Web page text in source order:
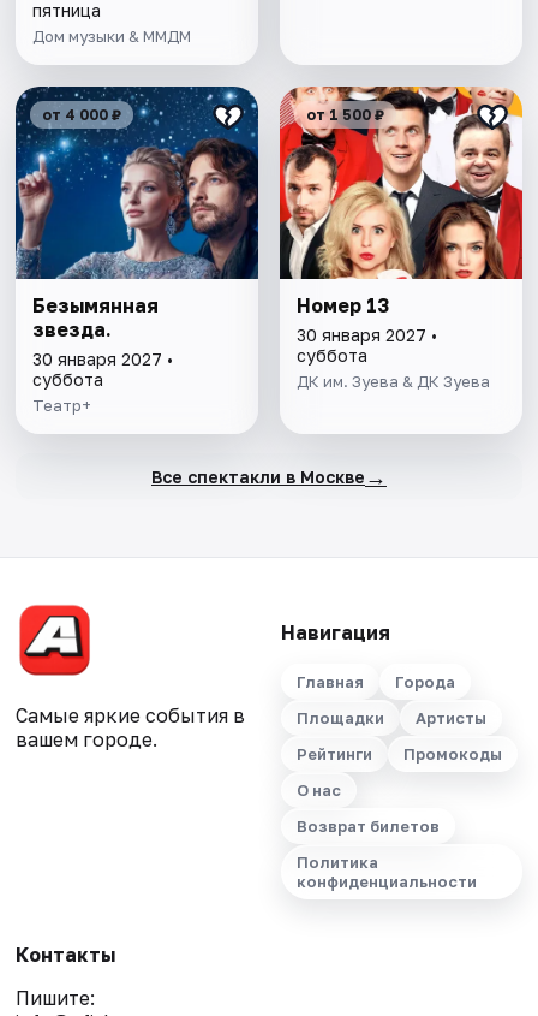
пятница
Дом музыки & ММДМ
от 4 000 ₽
Безымянная
звезда.
30 января 2027 •
суббота
Театр+
от 1 500 ₽
Номер 13
30 января 2027 •
суббота
ДК им. Зуева & ДК Зуева
Все спектакли в Москве →
Самые яркие события в
вашем городе.
Навигация
Главная
Города
Площадки
Артисты
Рейтинги
Промокоды
О нас
Возврат билетов
Политика
конфиденциальности
Контакты
Пишите: